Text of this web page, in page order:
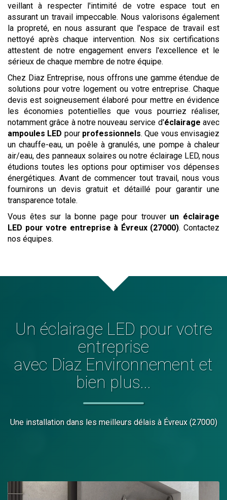
veillant à respecter l'intimité de votre espace tout en
assurant un travail impeccable. Nous valorisons également
la propreté, en nous assurant que l'espace de travail est
nettoyé après chaque intervention. Nos six certifications
attestent de notre engagement envers l'excellence et le
sérieux de chaque membre de notre équipe.
Chez Diaz Entreprise, nous offrons une gamme étendue de
solutions pour votre logement ou votre entreprise. Chaque
devis est soigneusement élaboré pour mettre en évidence
les économies potentielles que vous pourriez réaliser,
notamment grâce à notre nouveau service d'éclairage avec
ampoules LED pour professionnels. Que vous envisagiez
un chauffe-eau, un poêle à granulés, une pompe à chaleur
air/eau, des panneaux solaires ou notre éclairage LED, nous
étudions toutes les options pour optimiser vos dépenses
énergétiques. Avant de commencer tout travail, nous vous
fournirons un devis gratuit et détaillé pour garantir une
transparence totale.
Vous êtes sur la bonne page pour trouver un éclairage
LED pour votre entreprise à Évreux (27000). Contactez
nos équipes.
Un éclairage LED pour votre
entreprise
avec Diaz Environnement et
bien plus...
Une installation dans les meilleurs délais à Évreux (27000)